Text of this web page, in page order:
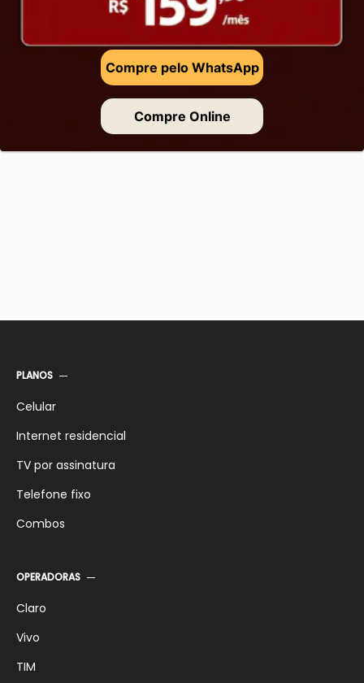
Compre pelo WhatsApp
Compre Online
PLANOS
Celular
Internet residencial
TV por assinatura
Telefone fixo
Combos
OPERADORAS
Claro
Vivo
TIM